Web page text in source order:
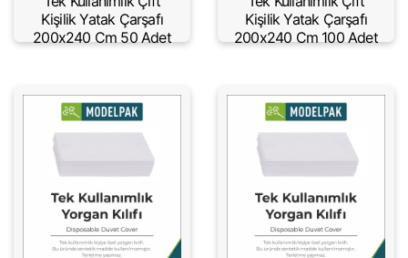
Kişilik Yatak Çarşafı
200x240 Cm 50 Adet
Kişilik Yatak Çarşafı
200x240 Cm 100 Adet